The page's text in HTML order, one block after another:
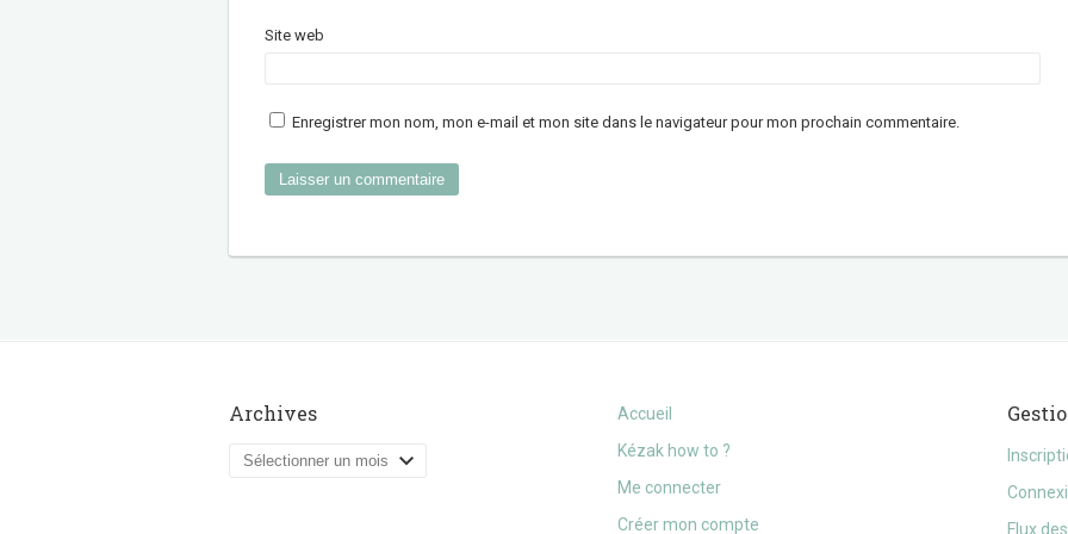
Site web
Enregistrer mon nom, mon e-mail et mon site dans le navigateur pour mon prochain commentaire.
Archives
Archives
Accueil
Kézak how to ?
Me connecter
Créer mon compte
Flux